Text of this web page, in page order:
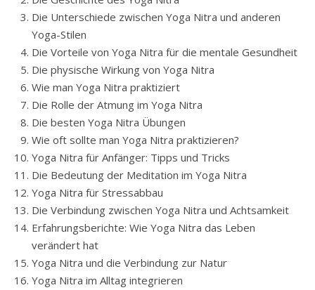
Die Unterschiede zwischen Yoga Nitra und anderen
Yoga-Stilen
Die Vorteile von Yoga Nitra für die mentale Gesundheit
Die physische Wirkung von Yoga Nitra
Wie man Yoga Nitra praktiziert
Die Rolle der Atmung im Yoga Nitra
Die besten Yoga Nitra Übungen
Wie oft sollte man Yoga Nitra praktizieren?
Yoga Nitra für Anfänger: Tipps und Tricks
Die Bedeutung der Meditation im Yoga Nitra
Yoga Nitra für Stressabbau
Die Verbindung zwischen Yoga Nitra und Achtsamkeit
Erfahrungsberichte: Wie Yoga Nitra das Leben
verändert hat
Yoga Nitra und die Verbindung zur Natur
Yoga Nitra im Alltag integrieren